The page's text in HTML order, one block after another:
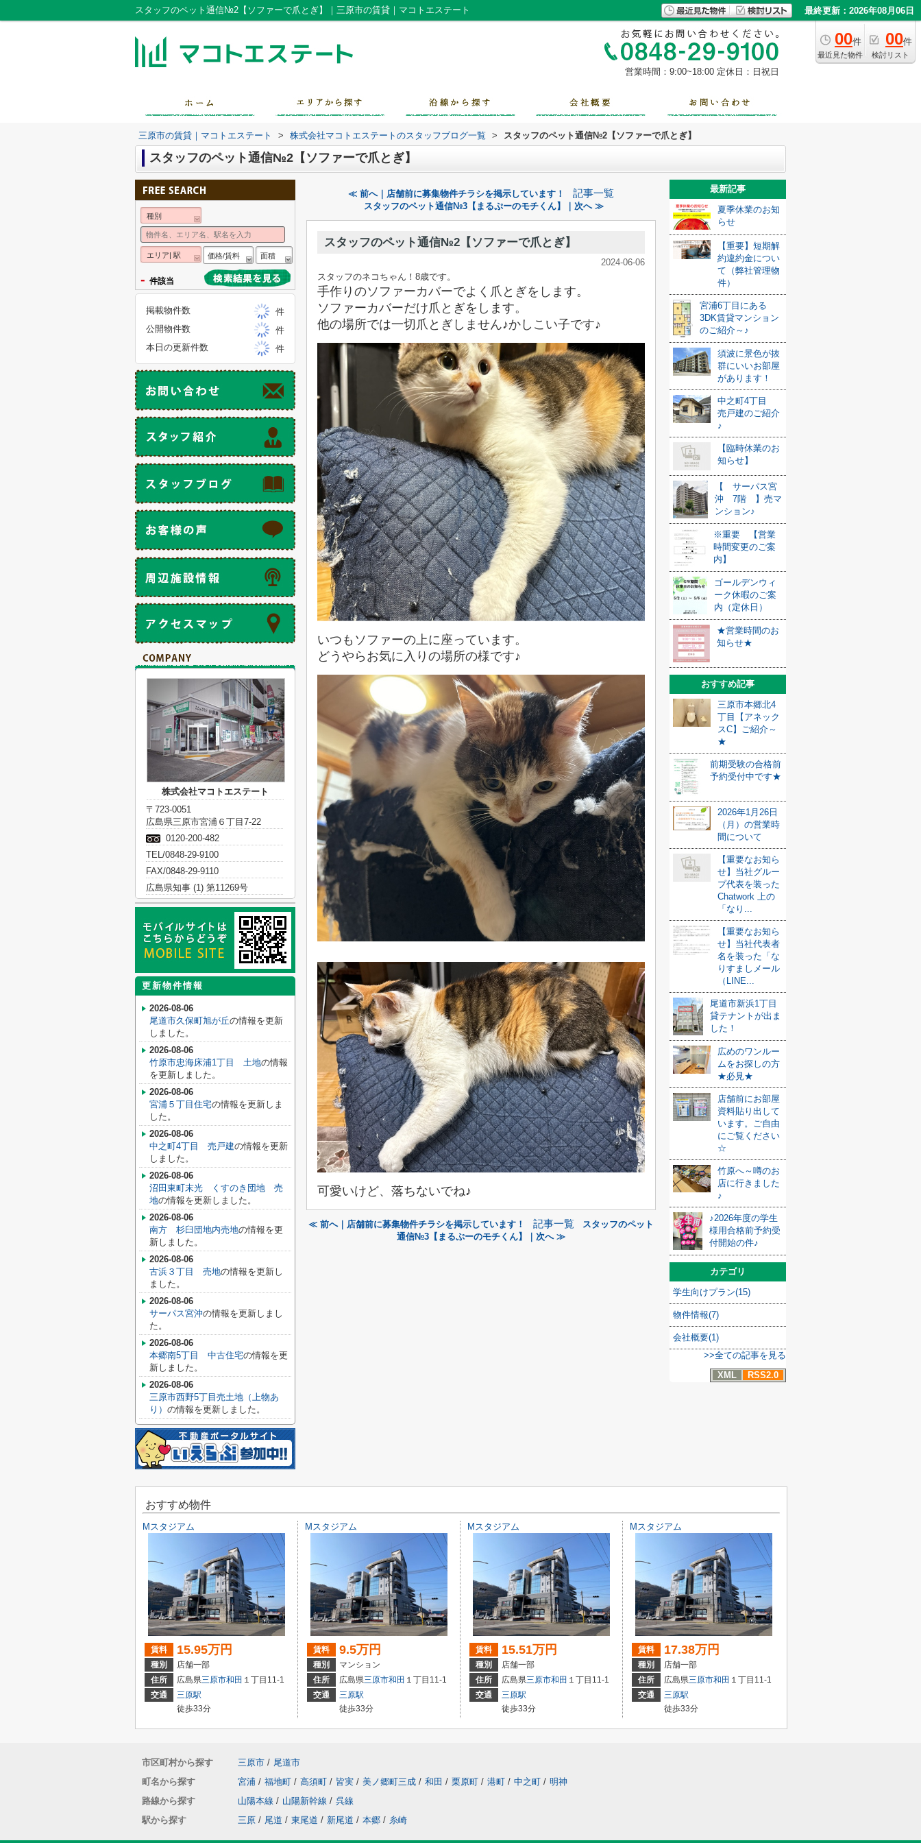
スタッフのペット通信№2【ソファーで爪とぎ】｜三原市の賃貸｜マコトエステート 最終更新：2026年08月06日
00件
最近見た物件
00件
検討リスト
営業時間：9:00~18:00 定休日：日祝日
三原市の賃貸｜マコトエステート > 株式会社マコトエステートのスタッフブログ一覧 > スタッフのペット通信№2【ソファーで爪とぎ】
スタッフのペット通信№2【ソファーで爪とぎ】
≪ 前へ｜店舗前に募集物件チラシを掲示しています！ 記事一覧
スタッフのペット通信№3【まるぷーのモチくん】｜次へ ≫
スタッフのペット通信№2【ソファーで爪とぎ】
2024-06-06
スタッフのネコちゃん！8歳です。
手作りのソファーカバーでよく爪とぎをします。
ソファーカバーだけ爪とぎをします。
他の場所では一切爪とぎしません♪かしこい子です♪
いつもソファーの上に座っています。
どうやらお気に入りの場所の様です♪
可愛いけど、落ちないでね♪
≪ 前へ｜店舗前に募集物件チラシを掲示しています！ 記事一覧
スタッフのペット
通信№3【まるぷーのモチくん】｜次へ ≫
最新記事
夏季休業のお知
らせ
【重要】短期解
約違約金につい
て（弊社管理物
件）
宮浦6丁目にある
3DK賃貸マンション
のご紹介～♪
須波に景色が抜
群にいいお部屋
があります！
中之町4丁目
売戸建のご紹介
♪
【臨時休業のお
知らせ】
【 サーパス宮
沖 7階 】売マ
ンション♪
※重要 【営業
時間変更のご案
内】
ゴールデンウィ
ーク休暇のご案
内（定休日）
★営業時間のお
知らせ★
おすすめ記事
三原市本郷北4
丁目【アネック
スC】ご紹介～
★
前期受験の合格前
予約受付中です★
2026年1月26日
（月）の営業時
間について
【重要なお知ら
せ】当社グルー
プ代表を装った
Chatwork 上の
「なり...
【重要なお知ら
せ】当社代表者
名を装った「な
りすましメール
（LINE...
尾道市新浜1丁目
貸テナントが出ま
した！
広めのワンルー
ムをお探しの方
★必見★
店舗前にお部屋
資料貼り出して
います。ご自由
にご覧ください
☆
竹原へ～噂のお
店に行きました
♪
♪2026年度の学生
様用合格前予約受
付開始の件♪
カテゴリ
学生向けプラン(15)
物件情報(7)
会社概要(1)
>>全ての記事を見る
XML
RSS2.0
種別
エリア| 駅 価格/賃料 面積
- 件該当
掲載物件数
件
公開物件数
件
本日の更新件数
件
株式会社マコトエステート
〒723-0051
広島県三原市宮浦６丁目7-22
0120-200-482
TEL/0848-29-9100
FAX/0848-29-9110
広島県知事 (1) 第11269号
更新物件情報
2026-08-06
尾道市久保町旭が丘の情報を更新
しました。
2026-08-06
竹原市忠海床浦1丁目 土地の情報
を更新しました。
2026-08-06
宮浦５丁目住宅の情報を更新しま
した。
2026-08-06
中之町4丁目 売戸建の情報を更新
しました。
2026-08-06
沼田東町末光 くすのき団地 売
地の情報を更新しました。
2026-08-06
南方 杉臼団地内売地の情報を更
新しました。
2026-08-06
古浜３丁目 売地の情報を更新し
ました。
2026-08-06
サーパス宮沖の情報を更新しまし
た。
2026-08-06
本郷南5丁目 中古住宅の情報を更
新しました。
2026-08-06
三原市西野5丁目売土地（上物あ
り） の情報を更新しました。
おすすめ物件
Mスタジアム
賃料 15.95万円
種別
店舗一部
住所
広島県三原市和田 １丁目11-1
交通
三原駅
徒歩33分
Mスタジアム
賃料 9.5万円
種別
マンション
住所
広島県三原市和田 １丁目11-1
交通
三原駅
徒歩33分
Mスタジアム
賃料 15.51万円
種別
店舗一部
住所
広島県三原市和田 １丁目11-1
交通
三原駅
徒歩33分
Mスタジアム
賃料 17.38万円
種別
店舗一部
住所
広島県三原市和田 １丁目11-1
交通
三原駅
徒歩33分
市区町村から探す 三原市 / 尾道市
町名から探す
宮浦 / 福地町 / 高須町 / 皆実 / 美ノ郷町三成 / 和田 / 栗原町 / 港町 / 中之町 / 明神
路線から探す
山陽本線 / 山陽新幹線 / 呉線
駅から探す
三原 / 尾道 / 東尾道 / 新尾道 / 本郷 / 糸崎